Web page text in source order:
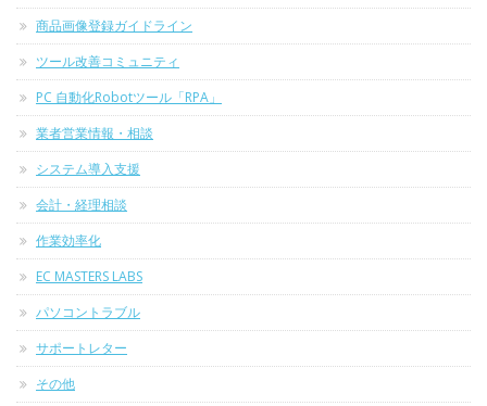
商品画像登録ガイドライン
ツール改善コミュニティ
PC 自動化Robotツール「RPA」
業者営業情報・相談
システム導入支援
会計・経理相談
作業効率化
EC MASTERS LABS
パソコントラブル
サポートレター
その他